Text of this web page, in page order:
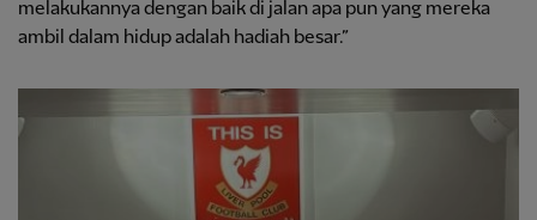
melakukannya dengan baik di jalan apa pun yang mereka
ambil dalam hidup adalah hadiah besar.”